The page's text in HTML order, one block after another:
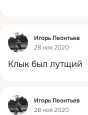
Фид
Игорь Леонтьев
28 ноя 2020
Клык был лутщий
Фид
Игорь Леонтьев
28 ноя 2020